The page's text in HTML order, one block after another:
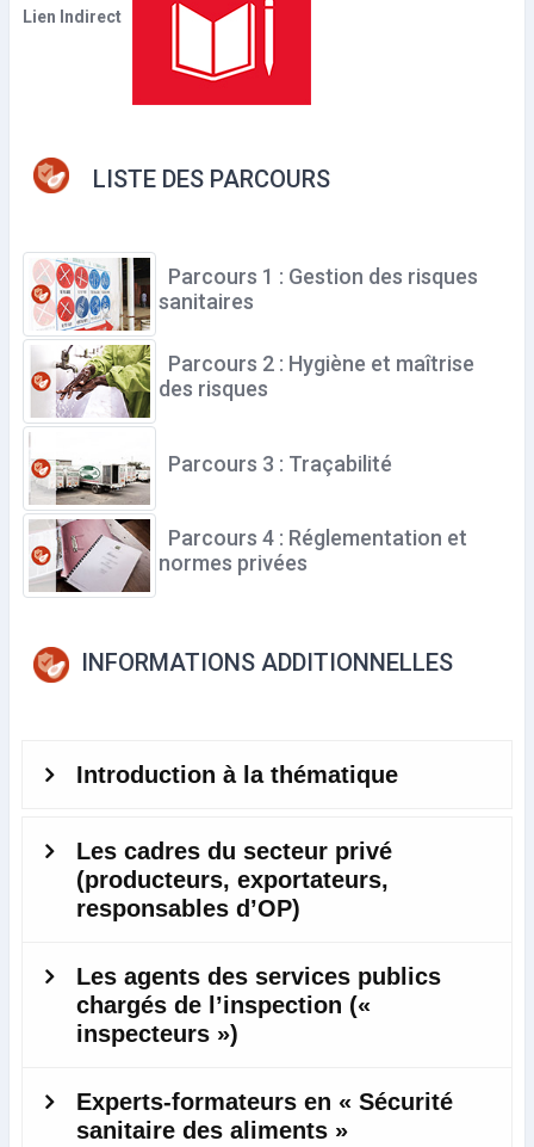
Lien Indirect
LISTE DES PARCOURS
Parcours 1 : Gestion des risques
sanitaires
Parcours 2 : Hygiène et maîtrise
des risques
Parcours 3 : Traçabilité
Parcours 4 : Réglementation et
normes privées
INFORMATIONS ADDITIONNELLES